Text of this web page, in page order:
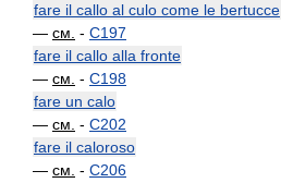
fare il callo al culo come le bertucce
— см. - C197
fare il callo alla fronte
— см. - C198
fare un calo
— см. - C202
fare il caloroso
— см. - C206